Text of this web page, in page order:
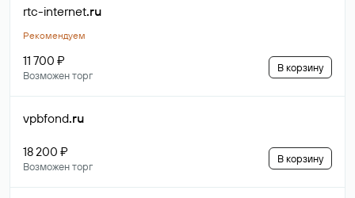
rtc-internet.ru
Рекомендуем
11 700 ₽
Возможен торг
В корзину
vpbfond.ru
18 200 ₽
Возможен торг
В корзину